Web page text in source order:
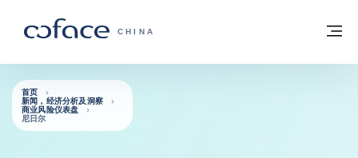
科法斯：携手共创安全贸易 - 首页
CHINA
返回首页
首页
新闻，经济分析及洞察
商业风险仪表盘
尼日尔